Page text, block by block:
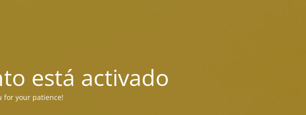
está activado
for your patience!